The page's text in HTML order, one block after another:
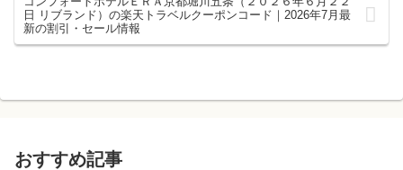
日 リブランド）の楽天トラベルクーポンコード｜2026年7月最
新の割引・セール情報
おすすめ記事